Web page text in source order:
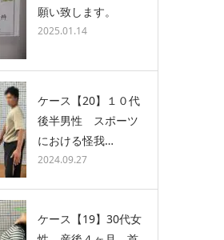
願い致します。
2025.01.14
ケース【20】１０代
後半男性 スポーツ
における怪我…
2024.09.27
ケース【19】30代女